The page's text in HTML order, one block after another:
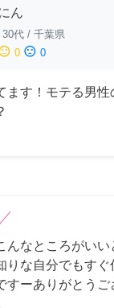
ん
30代 / 千葉県
0 sentiment_dissatisfied 0
ます！モテる男性
んなところがいい
りな自分でもすぐ
すーありがとうご